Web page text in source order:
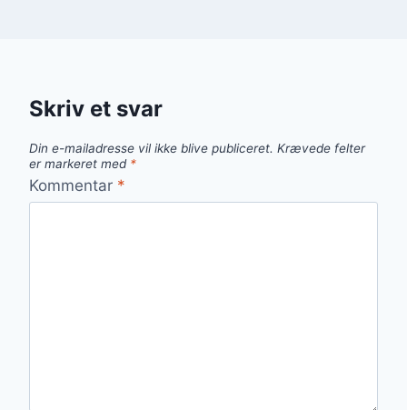
Skriv et svar
Din e-mailadresse vil ikke blive publiceret. Krævede felter
er markeret med *
Kommentar *